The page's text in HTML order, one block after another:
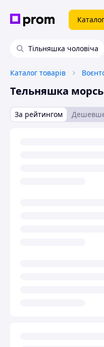
Каталог
Тільняшка чоловіча
Каталог товарів
Тельняшка
За рейтингом